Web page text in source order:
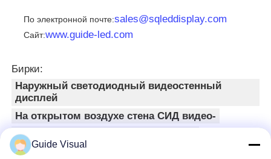
По электронной почте:sales@sqleddisplay.com
Сайт:www.guide-led.com
Бирки:
Наружный светодиодный видеостенный
дисплей
На открытом воздухе стена СИД видео-
светодиодные экраны для церквей
Guide Visual